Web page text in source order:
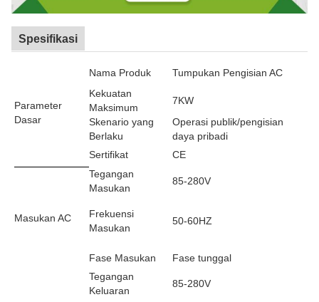
Spesifikasi
Parameter
Dasar
Nama Produk
Tumpukan Pengisian AC
Kekuatan
Maksimum
7KW
Skenario yang
Berlaku
Operasi publik/pengisian
daya pribadi
Sertifikat
CE
Masukan AC
Tegangan
Masukan
85-280V
Frekuensi
Masukan
50-60HZ
Fase Masukan Fase tunggal
Tegangan
Keluaran
85-280V